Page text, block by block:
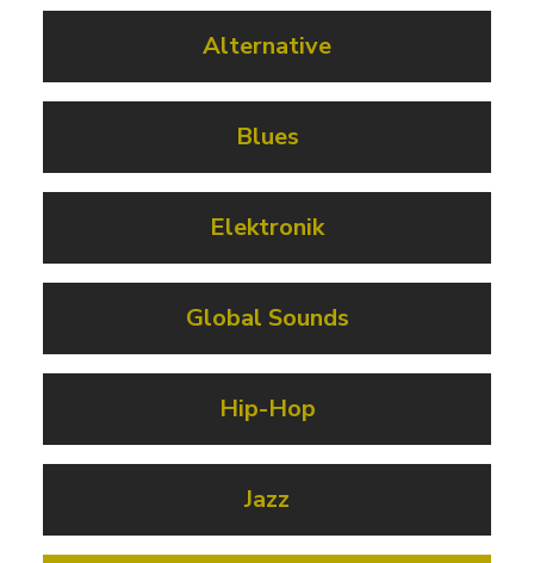
Alternative
Blues
Elektronik
Global Sounds
Hip-Hop
Jazz